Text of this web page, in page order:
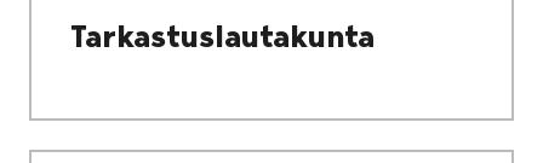
Tarkastuslautakunta